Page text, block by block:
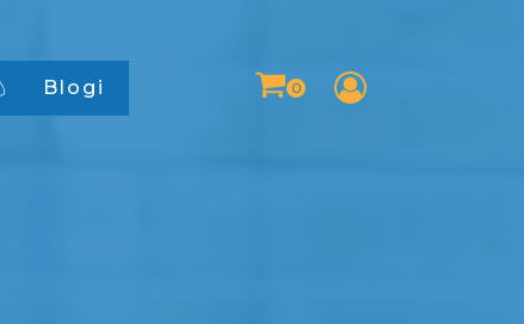
Blogi